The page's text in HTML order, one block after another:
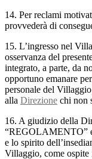
14. Per reclami
provvederà di
15. L’ingresso nel
osservanza del
integrato, a parte, da
opportuno emanare
personale del
alla Direzione chi non
16. A giudizio della
“REGOLAMENTO”
e lo spirito
Villaggio, come ospite